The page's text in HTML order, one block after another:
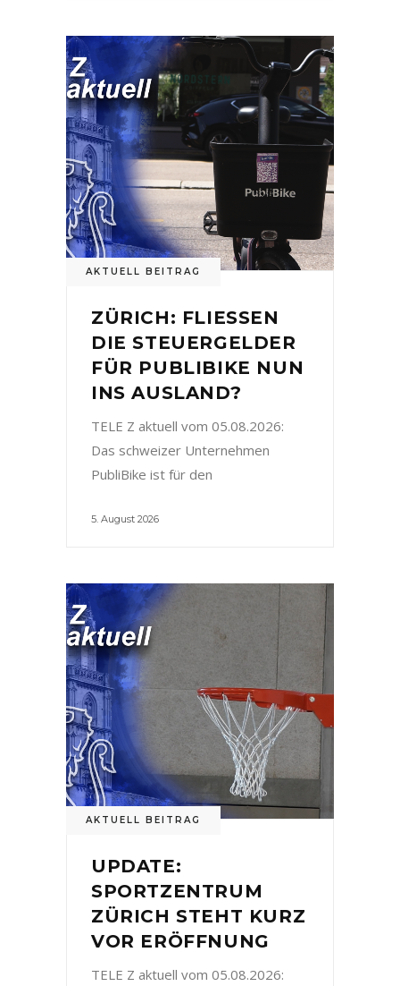
AKTUELL BEITRAG
ZÜRICH: FLIESSEN
DIE STEUERGELDER
FÜR PUBLIBIKE NUN
INS AUSLAND?
TELE Z aktuell vom 05.08.2026:
Das schweizer Unternehmen
PubliBike ist für den
5. August 2026
AKTUELL BEITRAG
UPDATE:
SPORTZENTRUM
ZÜRICH STEHT KURZ
VOR ERÖFFNUNG
TELE Z aktuell vom 05.08.2026: